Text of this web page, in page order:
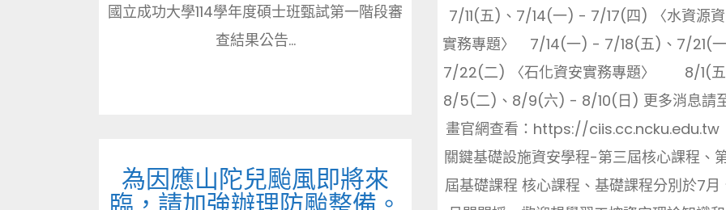
7/11(五)、7/14(一) - 7/17(四) 〈水資源
實務專題〉 7/14(一) - 7/18(五)、7/21(
7/22(二) 〈石化資安實務專題〉 8/1(
8/5(二)、8/9(六) - 8/10(日) 更多消息請
畫官網查看：https://
關鍵基礎設施資安學程-第三屆核心課程、
屆基礎課程 核心課程、基礎課程分別於7月
國立成功大學114學年度碩士班甄試第一階段審
查結果公告...
為因應山陀兒颱風即將來